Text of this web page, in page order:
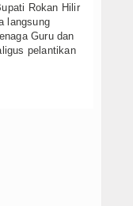
Rokan Hilir
langsung
Guru dan
pelantikan